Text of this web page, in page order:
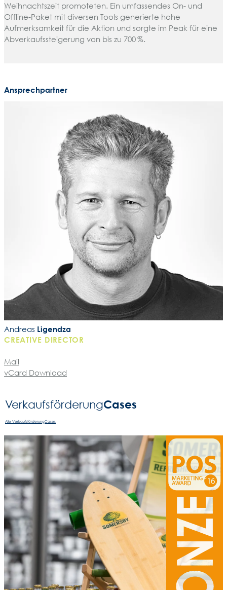
Weihnachtszeit promoteten. Ein umfassendes On- und
Offline-Paket mit diversen Tools generierte hohe
Aufmerksamkeit für die Aktion und sorgte im Peak für eine
Abverkaufssteigerung von bis zu 700 %.
Ansprechpartner
Andreas Ligendza
CREATIVE DIRECTOR
Mail
vCard Download
Verkaufsförderung­Cases
Alle VerkaufsförderungCases